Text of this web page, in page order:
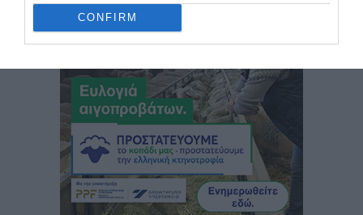
CONFIRM